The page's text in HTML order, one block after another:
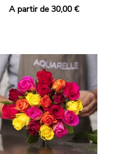
A partir de 30,00 €